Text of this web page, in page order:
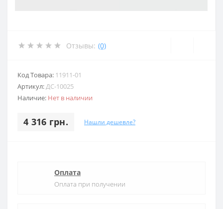
Отзывы: (0)
Код Товара: 11911-01
Артикул:ДС-10025
Наличие: Нет в наличии
4 316 грн. Нашли дешевле?
Оплата
Оплата при получении